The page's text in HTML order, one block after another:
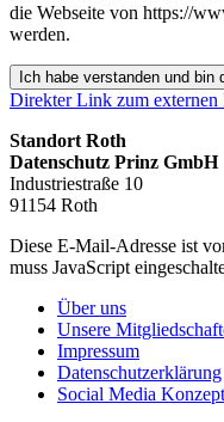
die Webseite von https://
werden.
Ich habe verstanden und bin
Direkter Link zum externen
Standort Roth
Datenschutz Prinz GmbH
Industriestraße 10
91154 Roth
Diese E-Mail-Adresse ist
muss JavaScript
Über uns
Unsere
Impressum
Datenschutzerklärung
Social Media Konzept